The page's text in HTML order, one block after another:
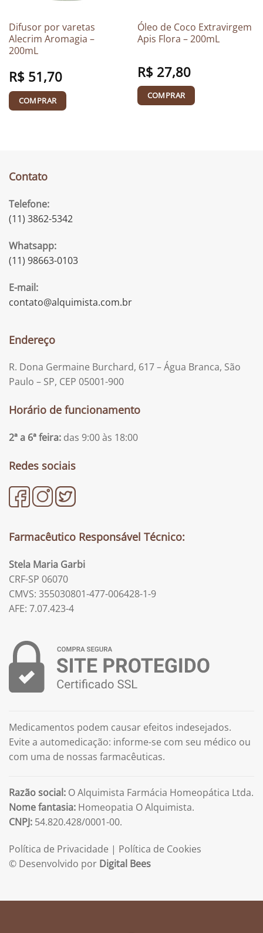
Difusor por varetas
Alecrim Aromagia –
200mL
R$51,70
COMPRAR
Óleo de Coco Extravirgem
Apis Flora – 200mL
R$27,80
COMPRAR
Contato
Telefone:
(11) 3862-5342
Whatsapp:
(11) 98663-0103
E-mail:
contato@alquimista.com.br
Endereço
R. Dona Germaine Burchard, 617 – Água Branca, São
Paulo – SP, CEP 05001-900
Horário de funcionamento
2ª a 6ª feira: das 9:00 às 18:00
Redes sociais
Farmacêutico Responsável Técnico:
Stela Maria Garbi
CRF-SP 06070
CMVS: 355030801-477-006428-1-9
AFE: 7.07.423-4
Medicamentos podem causar efeitos indesejados.
Evite a automedicação: informe-se com seu médico ou
com uma de nossas farmacêuticas.
Razão social: O Alquimista Farmácia Homeopática Ltda.
Nome fantasia: Homeopatia O Alquimista.
CNPJ: 54.820.428/0001-00.
Política de Privacidade | Política de Cookies
© Desenvolvido por Digital Bees